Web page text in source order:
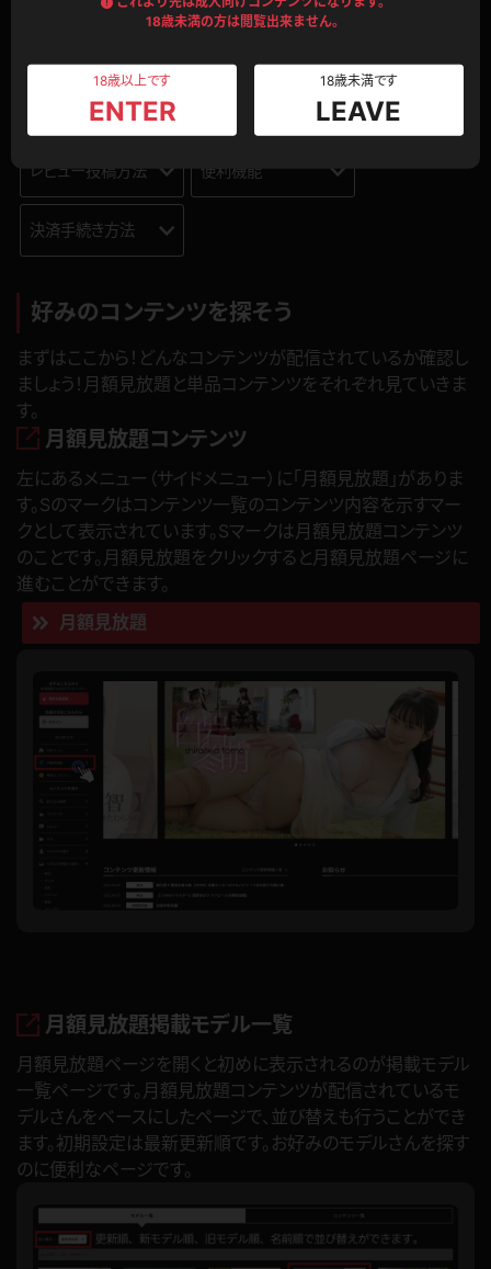
18歳未満の方は閲覧出来ません。
18歳以上です
ENTER
18歳未満です
LEAVE
コンテンツの購入
レビュー投稿方法 便利機能
決済手続き方法
好みのコンテンツを探そう
まずはここから！どんなコンテンツが配信されているか確認し
ましょう！月額見放題と単品コンテンツをそれぞれ見ていきま
す。
月額見放題コンテンツ
左にあるメニュー（サイドメニュー）に「月額見放題」がありま
す。Sのマークはコンテンツ一覧のコンテンツ内容を示すマー
クとして表示されています。Sマークは月額見放題コンテンツ
のことです。月額見放題をクリックすると月額見放題ページに
進むことができます。
月額見放題
月額見放題掲載モデル一覧
月額見放題ページを開くと初めに表示されるのが掲載モデル
一覧ページです。月額見放題コンテンツが配信されているモ
デルさんをベースにしたページで、並び替えも行うことができ
ます。初期設定は最新更新順です。お好みのモデルさんを探す
のに便利なページです。